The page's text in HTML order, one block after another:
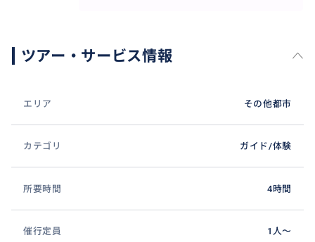
ツアー・サービス情報
エリア その他都市
カテゴリ ガイド/体験
所要時間 4時間
催行定員 1人〜